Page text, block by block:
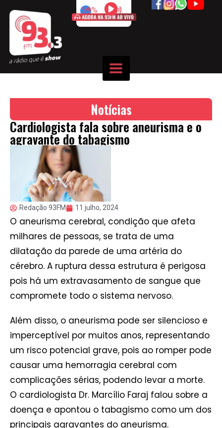
50%
Notícias
Cardiologista fala sobre aneurisma e o
agravante do tabagismo
Redação 93FM 11 julho, 2024
O aneurisma cerebral, condição que afeta
milhares de pessoas, se trata de uma
dilatação da parede de uma artéria do
cérebro. A ruptura dessa estrutura é perigosa
pois há um extravasamento de sangue que
compromete todo o sistema nervoso.
Além disso, o aneurisma pode ser silencioso e
imperceptível por muitos anos, representando
um risco potencial grave, pois ao romper pode
causar uma hemorragia cerebral com
complicações sérias, podendo levar a morte.
O cardiologista Dr. Marcílio Faraj falou sobre a
doença e apontou o tabagismo como um dos
principais agravantes do aneurisma.